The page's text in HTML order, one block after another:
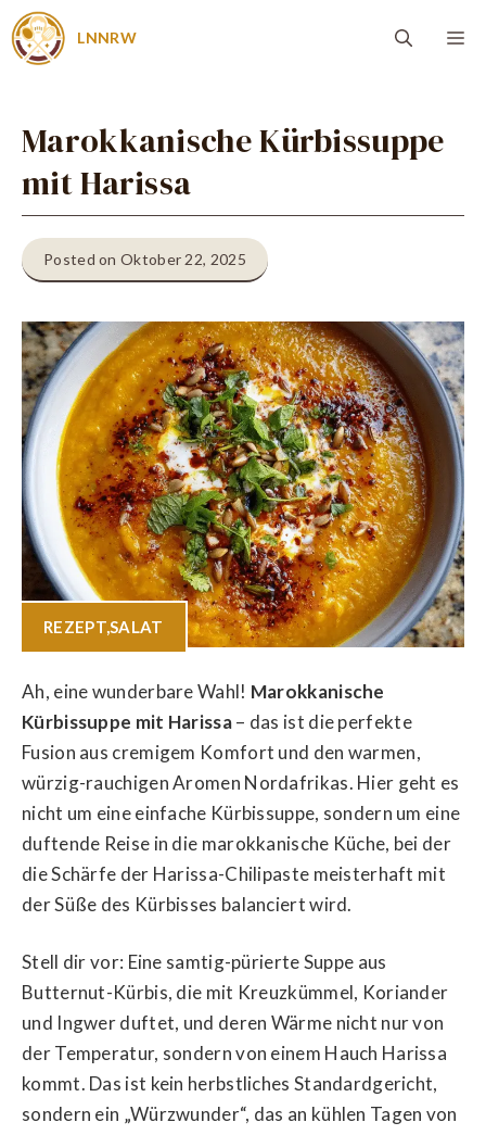
Zum
Inhalt
LNNRW
Marokkanische Kürbissuppe
mit Harissa
Posted on Oktober 22, 2025
REZEPT,SALAT
Ah, eine wunderbare Wahl! Marokkanische
Kürbissuppe mit Harissa– das ist die perfekte
Fusion aus cremigem Komfort und den warmen,
würzig-rauchigen Aromen Nordafrikas. Hier geht es
nicht um eine einfache Kürbissuppe, sondern um eine
duftende Reise in die marokkanische Küche, bei der
die Schärfe der Harissa-Chilipaste meisterhaft mit
der Süße des Kürbisses balanciert wird.
Stell dir vor: Eine samtig-pürierte Suppe aus
Butternut-Kürbis, die mit Kreuzkümmel, Koriander
und Ingwer duftet, und deren Wärme nicht nur von
der Temperatur, sondern von einem Hauch Harissa
kommt. Das ist kein herbstliches Standardgericht,
sondern ein „Würzwunder“, das an kühlen Tagen von